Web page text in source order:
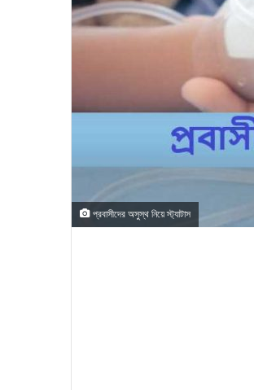
প্রবাসীদের অসুস্থ নিয়ে স্ট্যাটাস